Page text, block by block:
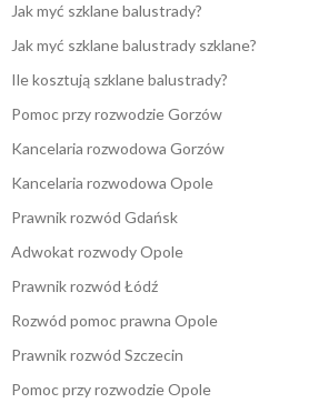
Jak myć szklane balustrady?
Jak myć szklane balustrady szklane?
Ile kosztują szklane balustrady?
Pomoc przy rozwodzie Gorzów
Kancelaria rozwodowa Gorzów
Kancelaria rozwodowa Opole
Prawnik rozwód Gdańsk
Adwokat rozwody Opole
Prawnik rozwód Łódź
Rozwód pomoc prawna Opole
Prawnik rozwód Szczecin
Pomoc przy rozwodzie Opole